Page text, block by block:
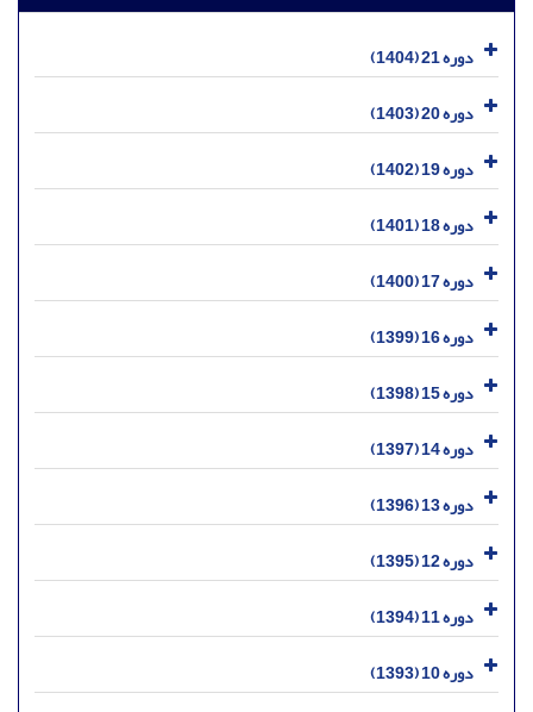
دوره 21 (1404)
دوره 20 (1403)
دوره 19 (1402)
دوره 18 (1401)
دوره 17 (1400)
دوره 16 (1399)
دوره 15 (1398)
دوره 14 (1397)
دوره 13 (1396)
دوره 12 (1395)
دوره 11 (1394)
دوره 10 (1393)